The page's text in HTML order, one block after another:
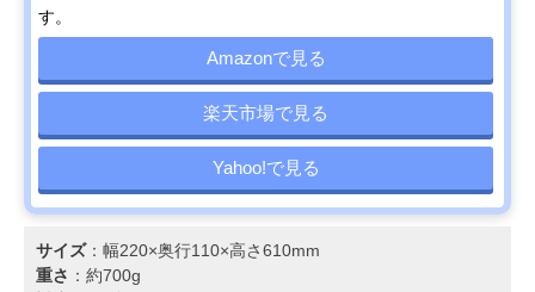
す。
Amazonで見る
楽天市場で見る
Yahoo!で見る
サイズ：幅220×奥行110×高さ610mm
重さ ：約700g